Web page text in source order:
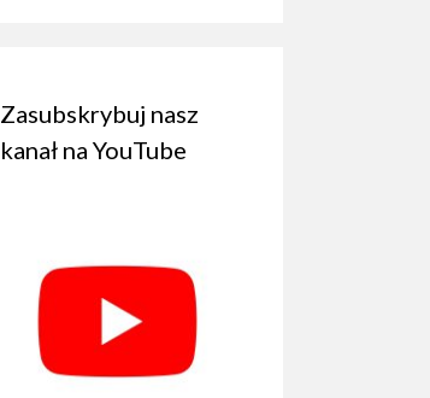
Zasubskrybuj nasz
kanał na YouTube